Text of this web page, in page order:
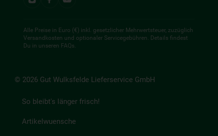
Alle Preise in Euro (€) inkl. gesetzlicher Mehrwertsteuer, zuzüglich
Versandkosten und optionaler Servicegebühren. Details findest
Du in unseren FAQs.
© 2026 Gut Wulksfelde Lieferservice GmbH
So bleibt's länger frisch!
Artikelwuensche